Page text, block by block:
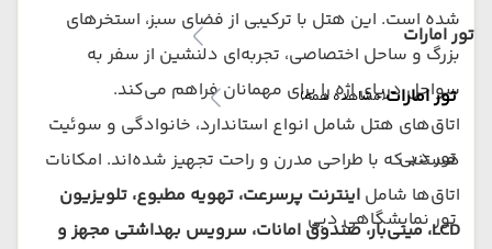
تور امارات
تور امارات(مشاهده همه)
تور دبی
تور نمایشگاهی دبی
شده است. این هتل با ترکیبی از فضای سبز، استخرهای
بزرگ و ساحل اختصاصی، تجربه‌ای دلنشین از سفر به
سواحل دریای اژه را برای مهمانان فراهم می‌کند.
اتاق‌های هتل شامل انواع استاندارد، خانوادگی و سوئیت
هستند که با طراحی مدرن و راحت تجهیز شده‌اند. امکانات
اتاق‌ها شامل اینترنت پرسرعت، تهویه مطبوع، تلویزیون
LCD، مینی‌بار، صندوق امانات، سرویس بهداشتی مجهز و